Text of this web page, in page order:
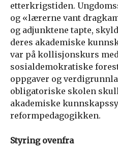
etterkrigstiden.
og «lærerne vant
og adjunktene tapte,
deres akademiske
var på kollisjonskurs
sosialdemokratiske
oppgaver og
obligatoriske skolen
akademiske
reformpedagogikken.
Styring ovenfra